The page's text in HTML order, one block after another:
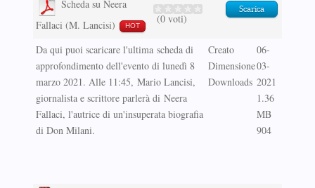
Scheda su Neera
Fallaci (M. Lancisi)
HOT
(0 voti)
Scarica
Da qui puoi scaricare l'ultima scheda di
approfondimento dell'evento di lunedì 8
marzo 2021. Alle 11:45, Mario Lancisi,
giornalista e scrittore parlerà di Neera
Fallaci, l'autrice di un'insuperata biografia
di Don Milani.
Creato
Dimensione
Downloads
06-
03-
2021
1.36
MB
904